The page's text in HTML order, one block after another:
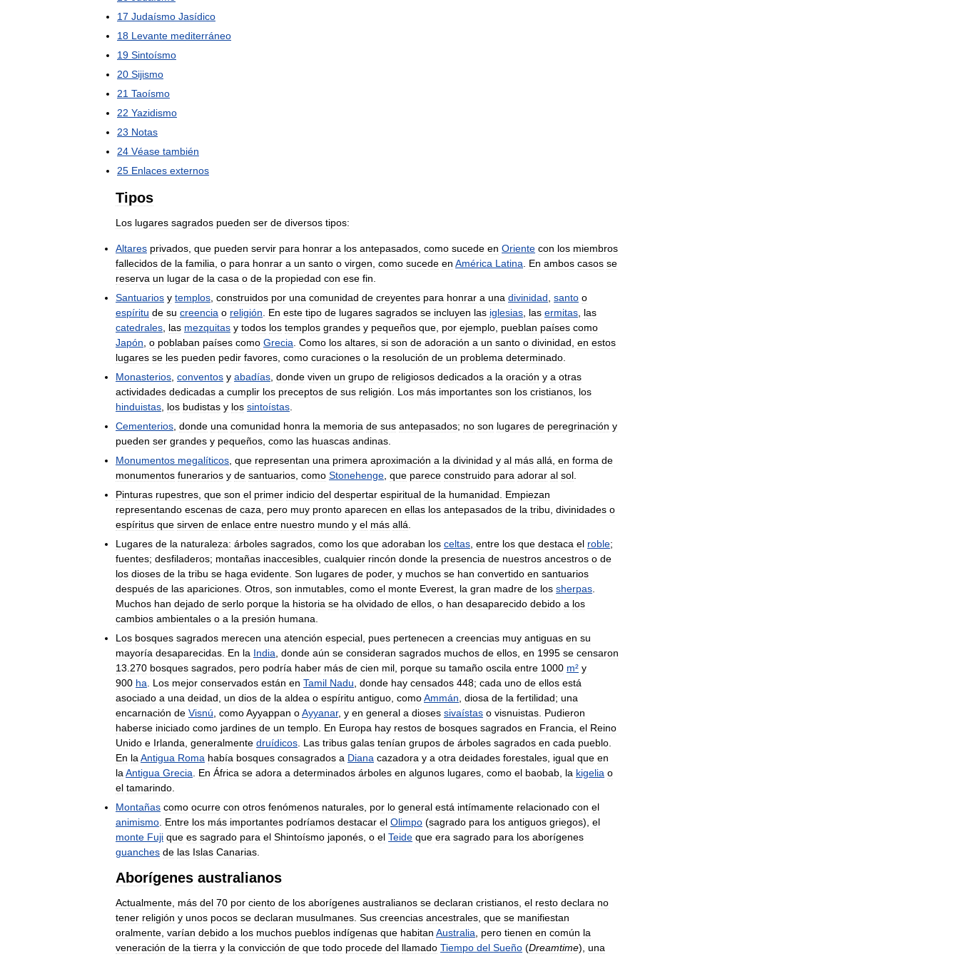
17 Judaísmo Jasídico
18 Levante mediterráneo
19 Sintoísmo
20 Sijismo
21 Taoísmo
22 Yazidismo
23 Notas
24 Véase también
25 Enlaces externos
Tipos
Los lugares sagrados pueden ser de diversos tipos:
Altares privados que pueden servir para honrar a los antepasados como sucede en Oriente con los miembros
fallecidos de la familia o para honrar a un santo o virgen como sucede en América Latina En ambos casos se
reserva un lugar de la casa o de la propiedad con ese fin
Santuarios y templos construidos por una comunidad de creyentes para honrar a una divinidad santo o
espíritu de su creencia o religión En este tipo de lugares sagrados se incluyen las iglesias las ermitas las
catedrales las mezquitas y todos los templos grandes y pequeños que por ejemplo pueblan países como
Japón o poblaban países como Grecia Como los altares si son de adoración a un santo o divinidad en estos
lugares se les pueden pedir favores como curaciones o la resolución de un problema determinado
Monasterios conventos y abadías donde viven un grupo de religiosos dedicados a la oración y a otras
actividades dedicadas a cumplir los preceptos de sus religión Los más importantes son los cristianos los
hinduistas los budistas y los sintoístas
Cementerios donde una comunidad honra la memoria de sus antepasados; no son lugares de peregrinación y
pueden ser grandes y pequeños como las huascas andinas
Monumentos megalíticos que representan una primera aproximación a la divinidad y al más allá en forma de
monumentos funerarios y de santuarios como Stonehenge que parece construido para adorar al sol
Pinturas rupestres que son el primer indicio del despertar espiritual de la humanidad
Empiezan
representando escenas de caza pero muy pronto aparecen en ellas los antepasados de la tribu divinidades o
espíritus que sirven de enlace entre nuestro mundo y el más allá
Lugares de la naturaleza: árboles sagrados como los que adoraban los celtas entre los que destaca el roble;
fuentes; desfiladeros; montañas inaccesibles cualquier rincón donde la presencia de nuestros ancestros o de
los dioses de la tribu se haga evidente Son lugares de poder, y muchos se han convertido en santuarios
después de las apariciones Otros son inmutables como el monte Everest la gran madre de los sherpas
Muchos han dejado de serlo porque la historia se ha olvidado de ellos o han desaparecido debido a los
cambios ambientales o a la presión humana
Los bosques sagrados merecen una atención especial pues pertenecen a creencias muy antiguas en su
mayoría desaparecidas En la India donde aún se consideran sagrados muchos de ellos en 1995 se censaron
13 270 bosques sagrados pero podría haber más de cien mil porque su tamaño oscila entre 1000 m² y
900 ha Los mejor conservados están en Tamil Nadu donde hay censados 448; cada uno de ellos está
asociado a una deidad un dios de la aldea o espíritu antiguo comoAmmán diosa de la fertilidad; una
encarnación de Visnú comoAyyappan oAyyanar, y en general a dioses sivaístas o visnuistas Pudieron
haberse iniciado como jardines de un templo En Europa hay restos de bosques sagrados en Francia el Reino
Unido e Irlanda generalmente druídicos Las tribus galas tenían grupos de árboles sagrados en cada pueblo
En la Antigua Roma había bosques consagrados a Diana cazadora y a otra deidades forestales igual que en
la Antigua Grecia En África se adora a determinados árboles en algunos lugares como el baobab la kigelia o
el tamarindo
Montañas como ocurre con otros fenómenos naturales por lo general está intímamente relacionado con el
animismo Entre los más importantes podríamos destacar el Olimpo (sagrado para los antiguos griegos), el
monte Fuji que es sagrado para el Shintoísmo japonés o el Teide que era sagrado para los aborígenes
guanches de las Islas Canarias
Aborígenes australianos
Actualmente más del 70 por ciento de los aborígenes australianos se declaran cristianos el resto declara no
tener religión y unos pocos se declaran musulmanes Sus creencias ancestrales que se manifiestan
oralmente varían debido a los muchos pueblos indígenas que habitan Australia pero tienen en común la
veneración de la tierra y la convicción de que todo procede del llamado Tiempo del Sueño (Dreamtime), una